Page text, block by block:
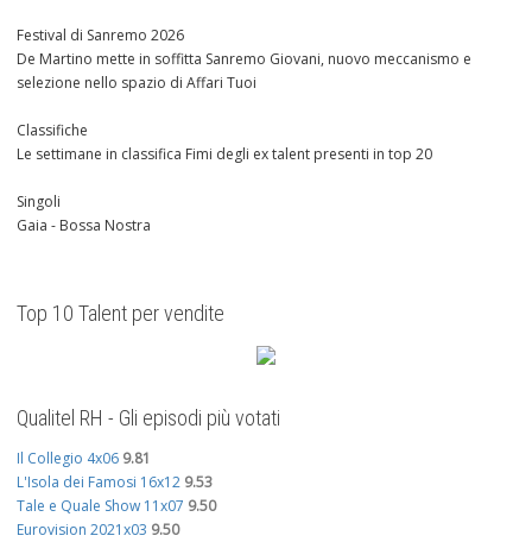
Festival di Sanremo 2026
De Martino mette in soffitta Sanremo Giovani, nuovo meccanismo e
selezione nello spazio di Affari Tuoi
Classifiche
Le settimane in classifica Fimi degli ex talent presenti in top 20
Singoli
Gaia - Bossa Nostra
Top 10 Talent per vendite
Qualitel RH - Gli episodi più votati
Il Collegio 4x06 9.81
L'Isola dei Famosi 16x12 9.53
Tale e Quale Show 11x07 9.50
Eurovision 2021x03 9.50